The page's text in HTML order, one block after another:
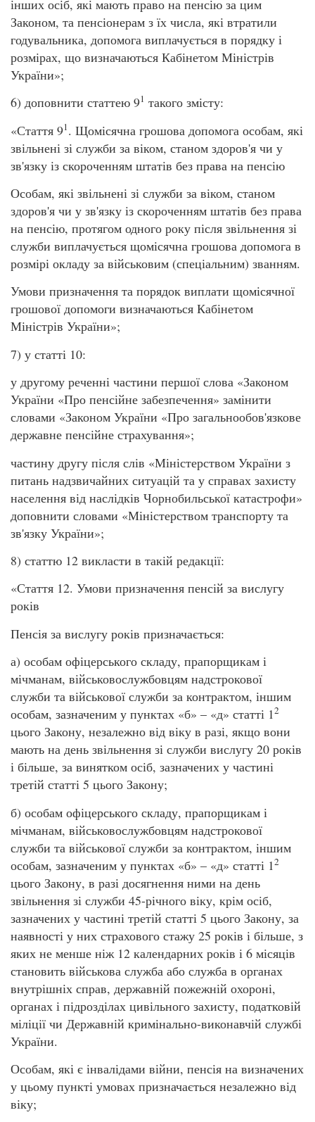
інших осіб, які мають право на пенсію за цим
Законом, та пенсіонерам з їх числа, які втратили
годувальника, допомога виплачується в порядку і
розмірах, що визначаються Кабінетом Міністрів
України»;
6) доповнити статтею 91 такого змісту:
«Стаття 91. Щомісячна грошова допомога особам, які
звільнені зі служби за віком, станом здоров'я чи у
зв'язку із скороченням штатів без права на пенсію
Особам, які звільнені зі служби за віком, станом
здоров'я чи у зв'язку із скороченням штатів без права
на пенсію, протягом одного року після звільнення зі
служби виплачується щомісячна грошова допомога в
розмірі окладу за військовим (спеціальним) званням.
Умови призначення та порядок виплати щомісячної
грошової допомоги визначаються Кабінетом
Міністрів України»;
7) у статті 10:
у другому реченні частини першої слова «Законом
України «Про пенсійне забезпечення» замінити
словами «Законом України «Про загальнообов'язкове
державне пенсійне страхування»;
частину другу після слів «Міністерством України з
питань надзвичайних ситуацій та у справах захисту
населення від наслідків Чорнобильської катастрофи»
доповнити словами «Міністерством транспорту та
зв'язку України»;
8) статтю 12 викласти в такій редакції:
«Стаття 12. Умови призначення пенсій за вислугу
років
Пенсія за вислугу років призначається:
а) особам офіцерського складу, прапорщикам і
мічманам, військовослужбовцям надстрокової
служби та військової служби за контрактом, іншим
особам, зазначеним у пунктах «б» – «д» статті 12
цього Закону, незалежно від віку в разі, якщо вони
мають на день звільнення зі служби вислугу 20 років
і більше, за винятком осіб, зазначених у частині
третій статті 5 цього Закону;
б) особам офіцерського складу, прапорщикам і
мічманам, військовослужбовцям надстрокової
служби та військової служби за контрактом, іншим
особам, зазначеним у пунктах «б» – «д» статті 12
цього Закону, в разі досягнення ними на день
звільнення зі служби 45-річного віку, крім осіб,
зазначених у частині третій статті 5 цього Закону, за
наявності у них страхового стажу 25 років і більше, з
яких не менше ніж 12 календарних років і 6 місяців
становить військова служба або служба в органах
внутрішніх справ, державній пожежній охороні,
органах і підрозділах цивільного захисту, податковій
міліції чи Державній кримінально-виконавчій службі
України.
Особам, які є інвалідами війни, пенсія на визначених
у цьому пункті умовах призначається незалежно від
віку;